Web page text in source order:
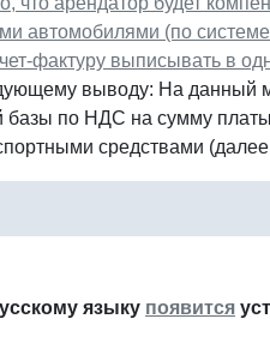
автомобилями (по
фактуру выписывать в
выводу: На данный
базы по НДС на сумму
средствами
языку появится